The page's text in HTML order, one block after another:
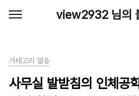
view2932 님의
카테고리 없음
사무실 발받침의 인체공